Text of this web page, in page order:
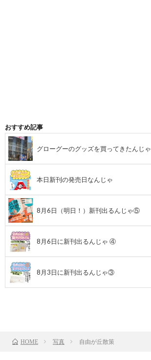
おすすめ記事
グローグーのグッズを買ってきたんじゃ
本日新刊の発売日なんじゃ
8月6日（明日！）新刊出るんじゃ⑤
8月6日に新刊出るんじゃ ④
8月3日に新刊出るんじゃ③
HOME 写真 自由が丘散策